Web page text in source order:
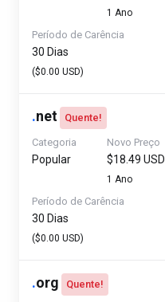
1 Ano
Período de Carência
30 Dias
($0.00 USD)
.net Quente!
Categoria
Popular
Novo Preço
$18.49 USD
1 Ano
Período de Carência
30 Dias
($0.00 USD)
.org Quente!